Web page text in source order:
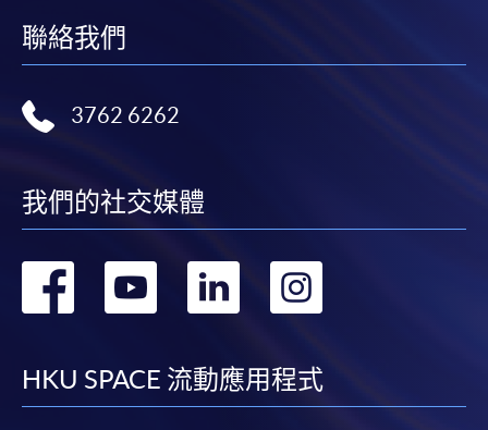
聯絡我們
3762 6262
我們的社交媒體
轉
facebook
轉
youtube
轉
linkedin
HKU SPACE 流動應用程式